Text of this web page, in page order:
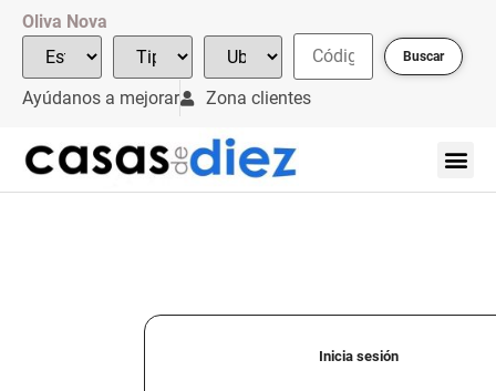
Oliva Nova
Buscar
Ayúdanos a mejorar Zona clientes
Inicia sesión